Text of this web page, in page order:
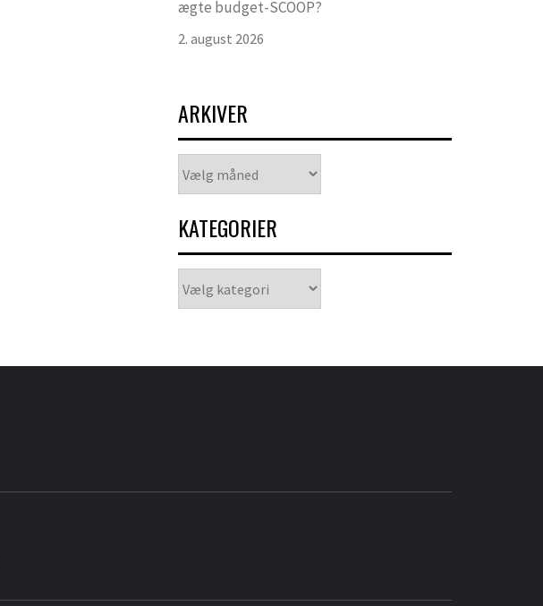
ægte budget-SCOOP?
2. august 2026
ARKIVER
KATEGORIER